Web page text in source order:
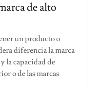
de alto
un producto o
diferencia la marca
la capacidad de
o de las marcas